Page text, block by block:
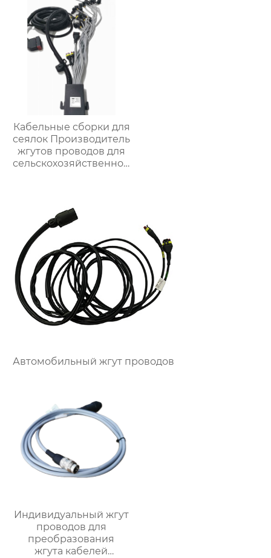
Кабельные сборки для
сеялок Производитель
жгутов проводов для
сельскохозяйственной
роликом для сеялок
Автомобильный жгут проводов
Индивидуальный жгут
проводов для
преобразования
жгута кабелей